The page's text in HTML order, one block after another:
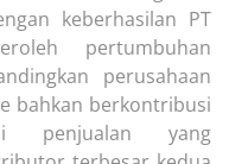
keberhasilan PT
pertumbuhan
perusahaan
bahkan berkontribusi
penjualan yang